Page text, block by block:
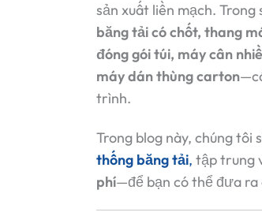
sản xuất liền mạch.
băng tải có chốt, thang
đóng gói túi, máy cân
máy dán thùng carton
trình.
Trong blog này, chúng tôi
thống băng tải, tập trung
phí—để bạn có thể đưa